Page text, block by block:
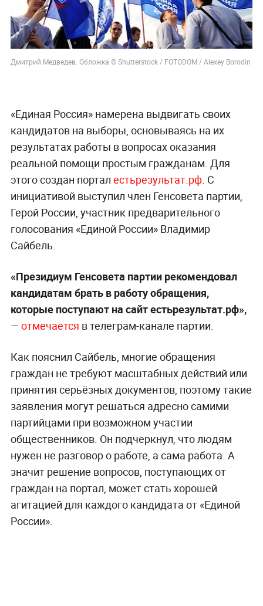
Дмитрий Медведев. Обложка © Shutterstock / FOTODOM / Alexey Borodin
«Единая Россия» намерена выдвигать своих
кандидатов на выборы, основываясь на их
результатах работы в вопросах оказания
реальной помощи простым гражданам. Для
этого создан портал естьрезультат.рф. С
инициативой выступил член Генсовета партии,
Герой России, участник предварительного
голосования «Единой России» Владимир
Сайбель.
«Президиум Генсовета партии рекомендовал
кандидатам брать в работу обращения,
которые поступают на сайт естьрезультат.рф»,
— отмечается в телеграм-канале партии.
Как пояснил Сайбель, многие обращения
граждан не требуют масштабных действий или
принятия серьёзных документов, поэтому такие
заявления могут решаться адресно самими
партийцами при возможном участии
общественников. Он подчеркнул, что людям
нужен не разговор о работе, а сама работа. А
значит решение вопросов, поступающих от
граждан на портал, может стать хорошей
агитацией для каждого кандидата от «Единой
России».